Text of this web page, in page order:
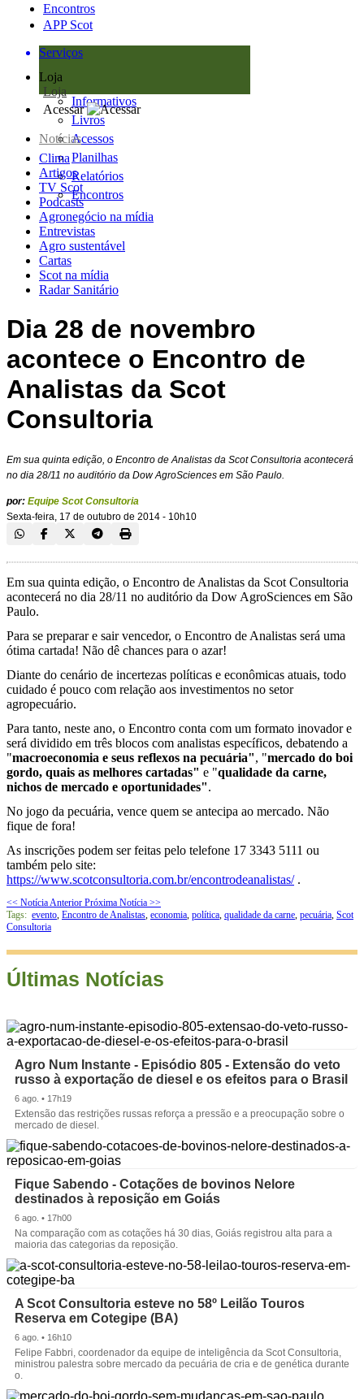
Encontros
APP Scot
Serviços
Loja
Loja
Informativos
Livros
Acessos
Planilhas
Relatórios
Encontros
Acessar
Notícias
Clima
Artigos
TV Scot
Podcasts
Agronegócio na mídia
Entrevistas
Agro sustentável
Cartas
Scot na mídia
Radar Sanitário
Dia 28 de novembro
acontece o Encontro de
Analistas da Scot
Consultoria
Em sua quinta edição, o Encontro de Analistas da Scot Consultoria acontecerá
no dia 28/11 no auditório da Dow AgroSciences em São Paulo.
por: Equipe Scot Consultoria
Sexta-feira, 17 de outubro de 2014 - 10h10
Em sua quinta edição, o Encontro de Analistas da Scot Consultoria
acontecerá no dia 28/11 no auditório da Dow AgroSciences em São
Paulo.
Para se preparar e sair vencedor, o Encontro de Analistas será uma
ótima cartada! Não dê chances para o azar!
Diante do cenário de incertezas políticas e econômicas atuais, todo
cuidado é pouco com relação aos investimentos no setor
agropecuário.
Para tanto, neste ano, o Encontro conta com um formato inovador e
será dividido em três blocos com analistas específicos, debatendo a
"macroeconomia e seus reflexos na pecuária", "mercado do boi
gordo, quais as melhores cartadas" e "qualidade da carne,
nichos de mercado e oportunidades".
No jogo da pecuária, vence quem se antecipa ao mercado. Não
fique de fora!
As inscrições podem ser feitas pelo telefone 17 3343 5111 ou
também pelo site:
https://www.scotconsultoria.com.br/encontrodeanalistas/.
<< Notícia Anterior Próxima Notícia >>
Tags: evento, Encontro de Analistas, economia, política, qualidade da carne, pecuária, Scot
Consultoria
Últimas Notícias
Agro Num Instante - Episódio 805 - Extensão do veto
russo à exportação de diesel e os efeitos para o Brasil
6 ago. • 17h19
Extensão das restrições russas reforça a pressão e a preocupação sobre o
mercado de diesel.
Fique Sabendo - Cotações de bovinos Nelore
destinados à reposição em Goiás
6 ago. • 17h00
Na comparação com as cotações há 30 dias, Goiás registrou alta para a
maioria das categorias da reposição.
A Scot Consultoria esteve no 58º Leilão Touros
Reserva em Cotegipe (BA)
6 ago. • 16h10
Felipe Fabbri, coordenador da equipe de inteligência da Scot Consultoria,
ministrou palestra sobre mercado da pecuária de cria e de genética durante
o.